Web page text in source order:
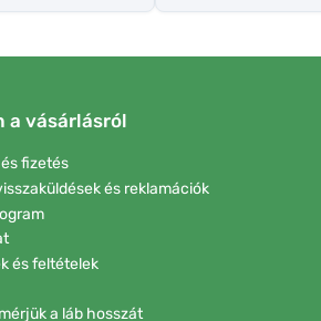
a vásárlásról
fizetés
és reklamációk
és feltételek
a láb hosszát